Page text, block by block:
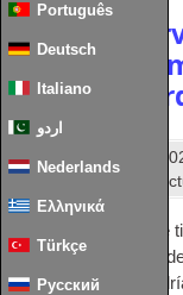
Português
Deutsch
Italiano
اردو
Nederlands
Ελληνικά
Türkçe
Русский
Genere y
avif con
Publicado junio
. Última
He pasado bastante
sitio., y como parte
tecnologías que